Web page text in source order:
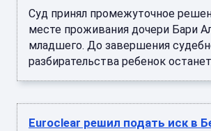
Суд принял промежуточное
месте проживания дочери Бари
младшего. До завершения
разбирательства ребенок
Euroclear решил подать иск в